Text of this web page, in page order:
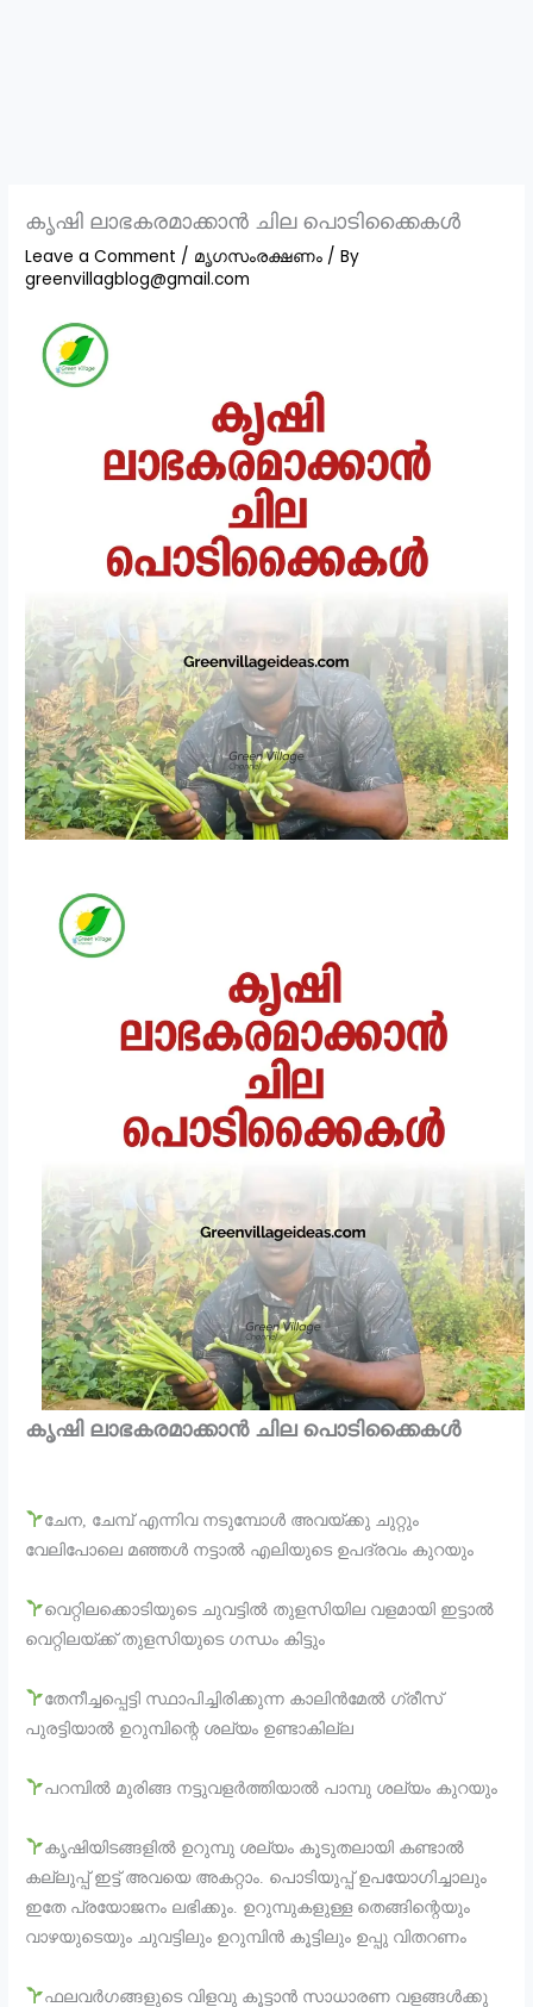
കൃഷി ലാഭകരമാക്കാൻ ചില പൊടിക്കൈകൾ
Leave a Comment / മൃഗസംരക്ഷണം / By
greenvillagblog@gmail.com
കൃഷി ലാഭകരമാക്കാൻ ചില പൊടിക്കൈകൾ
ചേന, ചേമ്പ് എന്നിവ നടുമ്പോൾ അവയ്ക്കു ചുറ്റും
വേലിപോലെ മഞ്ഞൾ നട്ടാൽ എലിയുടെ ഉപദ്രവം കുറയും
വെറ്റിലക്കൊടിയുടെ ചുവട്ടിൽ തുളസിയില വളമായി ഇട്ടാൽ
വെറ്റിലയ്ക്ക് തുളസിയുടെ ഗന്ധം കിട്ടും
തേനീച്ചപ്പെട്ടി സ്ഥാപിച്ചിരിക്കുന്ന കാലിൻമേൽ ഗ്രീസ്
പുരട്ടിയാൽ ഉറുമ്പിന്റെ ശല്യം ഉണ്ടാകില്ല
പറമ്പിൽ മുരിങ്ങ നട്ടുവളർത്തിയാൽ പാമ്പു ശല്യം കുറയും
കൃഷിയിടങ്ങളിൽ ഉറുമ്പു ശല്യം കൂടുതലായി കണ്ടാൽ
കല്ലുപ്പ് ഇട്ട് അവയെ അകറ്റാം. പൊടിയുപ്പ് ഉപയോഗിച്ചാലും
ഇതേ പ്രയോജനം ലഭിക്കും. ഉറുമ്പുകളുള്ള തെങ്ങിന്റെയും
വാഴയുടെയും ചുവട്ടിലും ഉറുമ്പിൻ കൂട്ടിലും ഉപ്പു വിതറണം
ഫലവർഗങ്ങളുടെ വിളവു കൂട്ടാൻ സാധാരണ വളങ്ങൾക്കു